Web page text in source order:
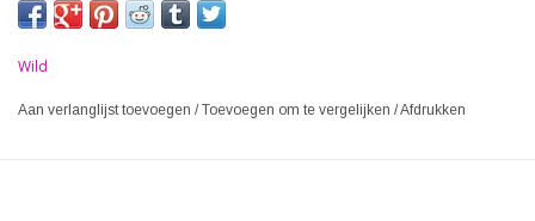
Wild
Aan verlanglijst toevoegen /Toevoegen om te vergelijken /Afdrukken